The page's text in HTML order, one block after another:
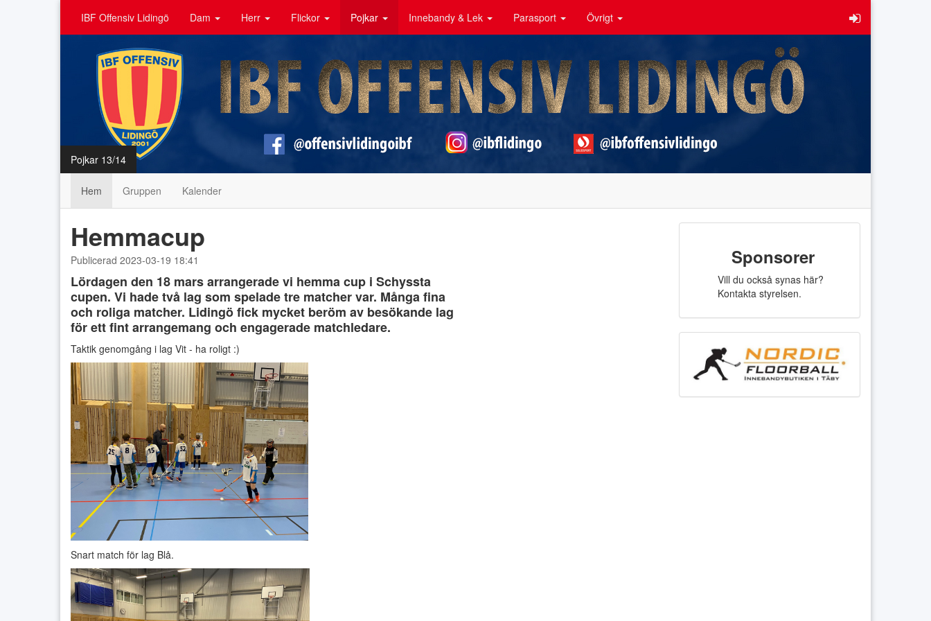
IBF Offensiv Lidingö Dam Herr Flickor Pojkar Innebandy & Lek Parasport Övrigt
Pojkar 13/14
Hem Gruppen Kalender
Hemmacup
Publicerad 2023-03-19 18:41
Lördagen den 18 mars arrangerade vi hemma cup i Schyssta
cupen. Vi hade två lag som spelade tre matcher var. Många fina
och roliga matcher. Lidingö fick mycket beröm av besökande lag
för ett fint arrangemang och engagerade matchledare.
Taktik genomgång i lag Vit - ha roligt :)
Snart match för lag Blå.
Sponsorer
Vill du också synas här?
Kontakta styrelsen.